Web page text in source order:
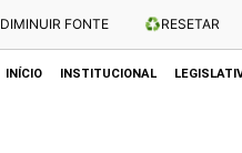
DIMINUIR FONTE ♻️RESETAR
Dias e Horários das Sessões:
INÍCIO INSTITUCIONAL